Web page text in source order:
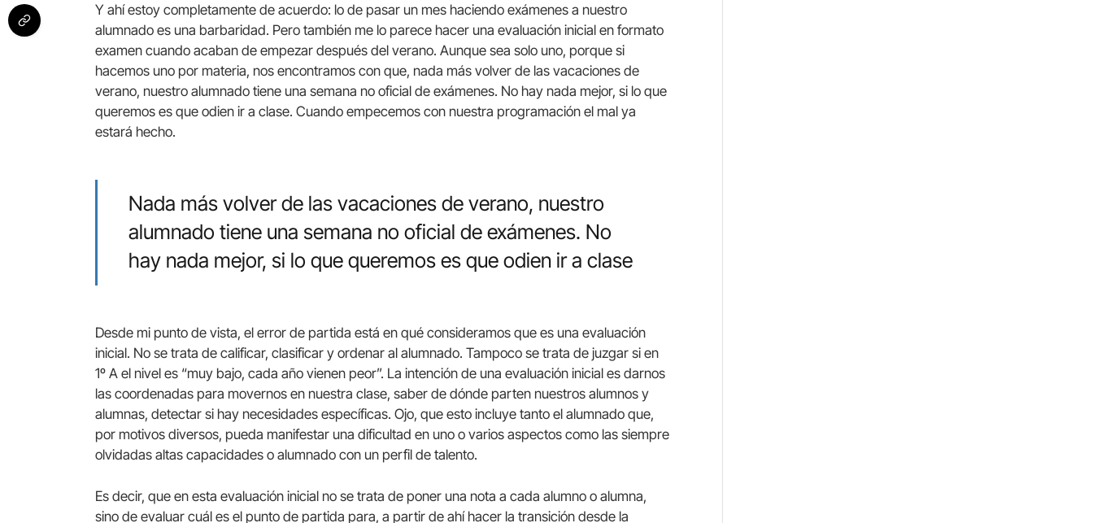
Y ahí estoy completamente de acuerdo: lo de pasar un mes haciendo exámenes a nuestro
alumnado es una barbaridad. Pero también me lo parece hacer una evaluación inicial en formato
examen cuando acaban de empezar después del verano. Aunque sea solo uno, porque si
hacemos uno por materia, nos encontramos con que, nada más volver de las vacaciones de
verano, nuestro alumnado tiene una semana no oficial de exámenes. No hay nada mejor, si lo que
queremos es que odien ir a clase. Cuando empecemos con nuestra programación el mal ya
estará hecho.
Nada más volver de las vacaciones de verano, nuestro
alumnado tiene una semana no oficial de exámenes. No
hay nada mejor, si lo que queremos es que odien ir a clase
Desde mi punto de vista, el error de partida está en qué consideramos que es una evaluación
inicial. No se trata de calificar, clasificar y ordenar al alumnado. Tampoco se trata de juzgar si en
1º A el nivel es “muy bajo, cada año vienen peor”. La intención de una evaluación inicial es darnos
las coordenadas para movernos en nuestra clase, saber de dónde parten nuestros alumnos y
alumnas, detectar si hay necesidades específicas. Ojo, que esto incluye tanto el alumnado que,
por motivos diversos, pueda manifestar una dificultad en uno o varios aspectos como las siempre
olvidadas altas capacidades o alumnado con un perfil de talento.
Es decir, que en esta evaluación inicial no se trata de poner una nota a cada alumno o alumna,
sino de evaluar cuál es el punto de partida para, a partir de ahí hacer la transición desde la